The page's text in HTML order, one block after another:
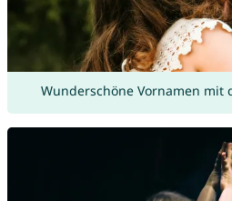
Wunderschöne Vornamen mit